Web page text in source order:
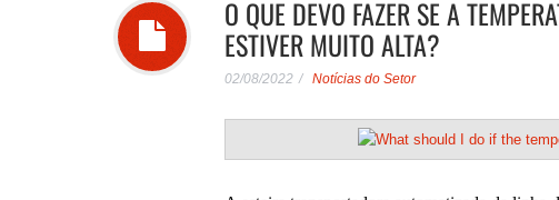
O QUE DEVO FAZER SE A
ESTIVER MUITO ALTA?
02/08/2022 Notícias do Setor